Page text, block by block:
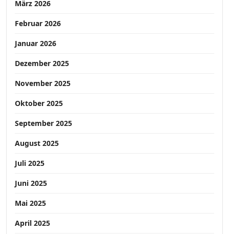
März 2026
Februar 2026
Januar 2026
Dezember 2025
November 2025
Oktober 2025
September 2025
August 2025
Juli 2025
Juni 2025
Mai 2025
April 2025